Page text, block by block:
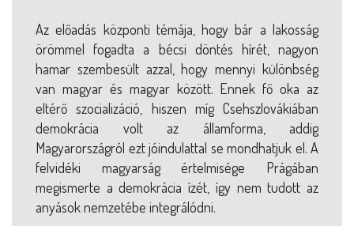
Az előadás központi témája, hogy bár a lakosság
örömmel fogadta a bécsi döntés hírét, nagyon
hamar szembesült azzal, hogy mennyi különbség
van magyar és magyar között. Ennek fő oka az
eltérő szocializáció, hiszen míg Csehszlovákiában
demokrácia volt az államforma, addig
Magyarországról ezt jóindulattal se mondhatjuk el. A
felvidéki magyarság értelmisége Prágában
megismerte a demokrácia ízét, így nem tudott az
anyások nemzetébe integrálódni.